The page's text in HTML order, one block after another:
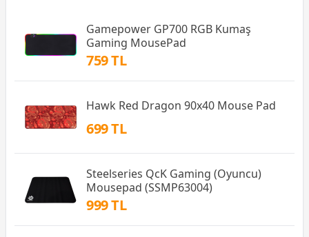
Gamepower GP700 RGB Kumaş
Gaming MousePad
759 TL
Hawk Red Dragon 90x40 Mouse Pad
699 TL
Steelseries QcK Gaming (Oyuncu)
Mousepad (SSMP63004)
999 TL